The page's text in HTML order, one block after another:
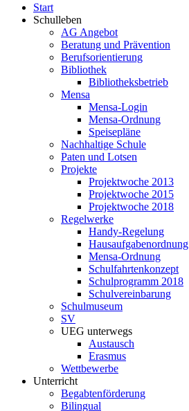
Start
Schulleben
AG Angebot
Beratung und Prävention
Berufsorientierung
Bibliothek
Bibliotheksbetrieb
Mensa
Mensa-Login
Mensa-Ordnung
Speisepläne
Nachhaltige Schule
Paten und Lotsen
Projekte
Projektwoche 2013
Projektwoche 2015
Projektwoche 2018
Regelwerke
Handy-Regelung
Hausaufgabenordnung
Mensa-Ordnung
Schulfahrtenkonzept
Schulprogramm 2018
Schulvereinbarung
Schulmuseum
SV
UEG unterwegs
Austausch
Erasmus
Wettbewerbe
Unterricht
Begabtenförderung
Bilingual